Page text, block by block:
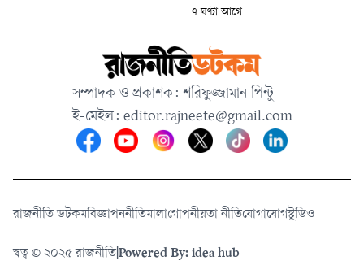
ফেসবুকসহ মেটার প্ল্যাটফর্মগুলো
যৌন উত্তেজক উপাদান ও যৌন
শিকারীদের সংস্পর্শে এনেছে—
এমন অভিযোগ এনে মেটাকে
দায়বদ্ধ করার দাবি করা হয়েছিল
মামলায়।
৭ ঘণ্টা আগে
সম্পাদক ও প্রকাশক: শরিফুজ্জামান পিন্টু
ই-মেইল: editor.rajneete@gmail.com
রাজনীতি ডটকমবিজ্ঞাপননীতিমালাগোপনীয়তা নীতিযোগাযোগস্টুডিও
স্বত্ব © ২০২৫ রাজনীতিPowered By: idea hub